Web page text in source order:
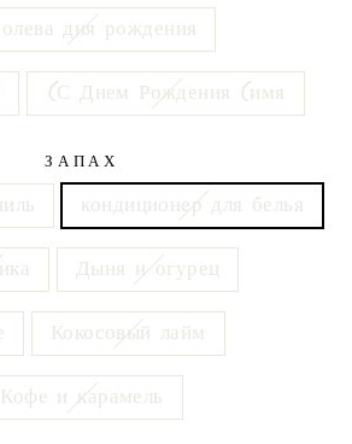
дня рождения
С Днем Рождения (имя)
ЗАПАХ
кондиционер для белья
Дыня и огурец
Кокосовый лайм
Кофе и карамель